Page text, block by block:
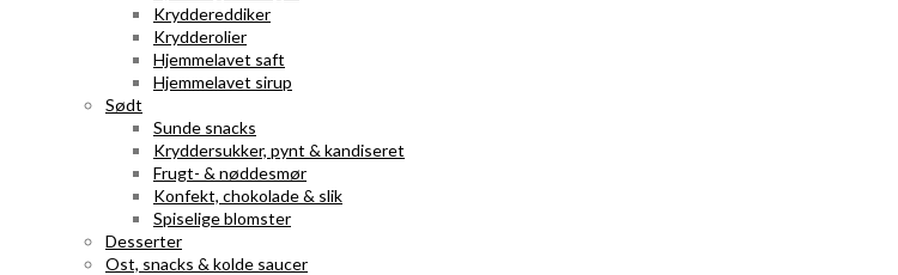
Kryddereddiker
Krydderolier
Hjemmelavet saft
Hjemmelavet sirup
Sødt
Sunde snacks
Kryddersukker, pynt & kandiseret
Frugt- & nøddesmør
Konfekt, chokolade & slik
Spiselige blomster
Desserter
Ost, snacks & kolde saucer